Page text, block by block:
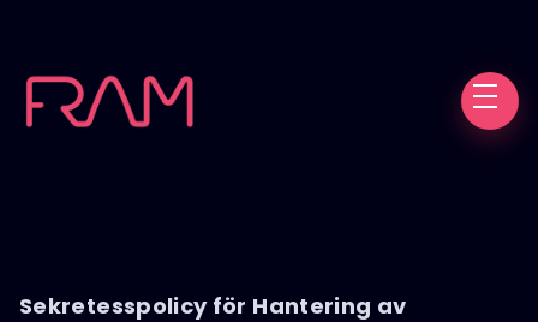
Sekretesspolicy för Hantering av